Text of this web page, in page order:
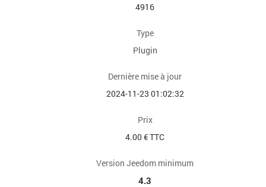
4916
Type
Plugin
Dernière mise à jour
2024-11-23 01:02:32
Prix
4.00 € TTC
Version Jeedom minimum
4.3